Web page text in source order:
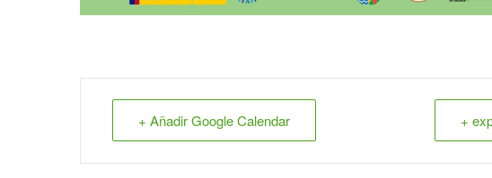
+ Añadir Google Calendar +